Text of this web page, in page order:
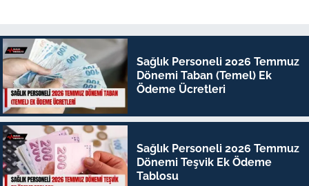
Sağlık Personeli 2026 Temmuz
Dönemi Taban (Temel) Ek
Ödeme Ücretleri
Sağlık Personeli 2026 Temmuz
Dönemi Teşvik Ek Ödeme
Tablosu